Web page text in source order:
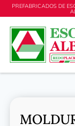
PREFABRICADOS DE